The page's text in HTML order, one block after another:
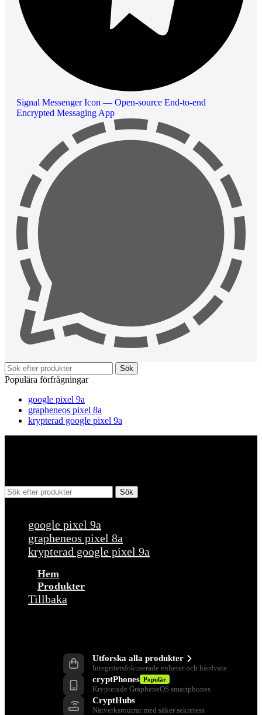
Signal Messenger Icon — Open-source End-to-end
Encrypted Messaging App
Sök
Populära förfrågningar
google pixel 9a
grapheneos pixel 8a
krypterad google pixel 9a
Sök
google pixel 9a
grapheneos pixel 8a
krypterad google pixel 9a
Hem
Produkter
Tillbaka
Utforska alla produkter
Integritetsfokuserade enheter och hårdvara
cryptPhones Populär
Krypterade GrapheneOS smartphones
CryptHubs
Nätverksroutrar med säker sekretess